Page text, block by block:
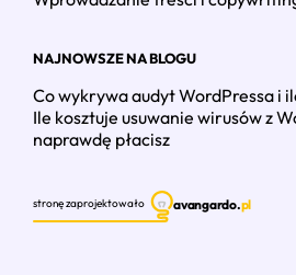
NAJNOWSZE NA BLOGU
Co wykrywa audyt WordPressa i
Ile kosztuje usuwanie wirusów z
naprawdę płacisz
stronę zaprojektowało avangardo.pl